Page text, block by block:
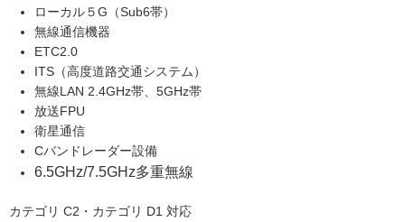
ローカル５G（Sub6帯）
無線通信機器
ETC2.0
ITS（高度道路交通システム）
無線LAN 2.4GHz帯、5GHz帯
放送FPU
衛星通信
Cバンドレーダー設備
6.5GHz/7.5GHz多重無線
カテゴリ C2・カテゴリ D1 対応